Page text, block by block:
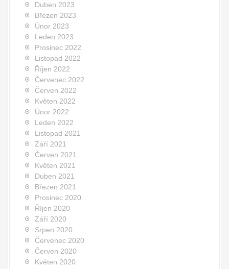
Duben 2023
Březen 2023
Únor 2023
Leden 2023
Prosinec 2022
Listopad 2022
Říjen 2022
Červenec 2022
Červen 2022
Květen 2022
Únor 2022
Leden 2022
Listopad 2021
Září 2021
Červen 2021
Květen 2021
Duben 2021
Březen 2021
Prosinec 2020
Říjen 2020
Září 2020
Srpen 2020
Červenec 2020
Červen 2020
Květen 2020